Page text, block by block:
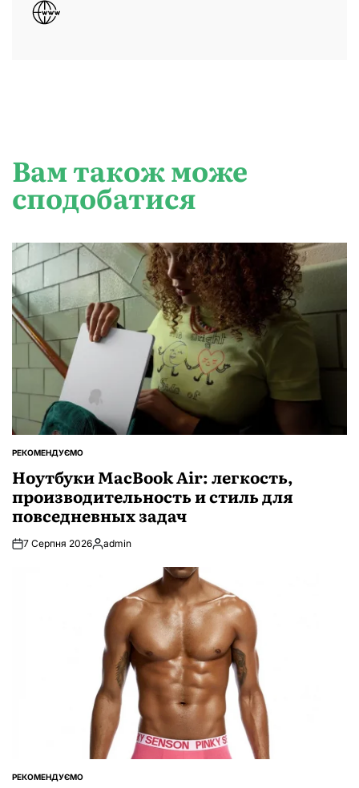
Вам також може
сподобатися
ОПУБЛІКУВАТИ
РЕКОМЕНДУЄМО
Ноутбуки MacBook Air: легкость,
производительность и стиль для
повседневных задач
7 Серпня 2026Опубліковано
admin
ОПУБЛІКУВАТИ
РЕКОМЕНДУЄМО